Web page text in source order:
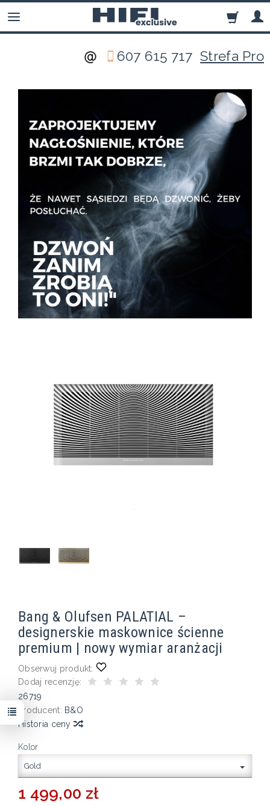
607 615 717Strefa Pro
Bang & Olufsen PALATIAL –
designerskie maskownice ścienne
premium | nowy wymiar aranżacji
Obserwuj produkt:
Dodaj recenzję:
26719
Producent: B&O
Historia ceny
Kolor
Gold
1 499,00 zł